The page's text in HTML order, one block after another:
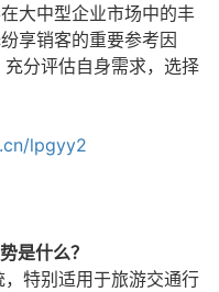
大中型企业市场中的丰
享销客的重要参考因
分评估自身需求，选择
lpgyy2
是什么？
特别适用于旅游交通行